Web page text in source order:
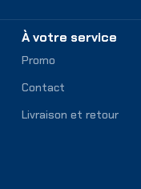
À votre service
Promo
Contact
Livraison et retour